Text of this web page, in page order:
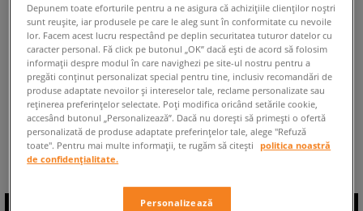
ÎNAPOI LA MAGAZIN
◾️ Sunt0produse din categoriaFemei
Dr. Martens Mattison◾️
Depunem toate eforturile pentru a ne asigura că achizițiile clienților noștri
sunt reușite, iar produsele pe care le aleg sunt în conformitate cu nevoile
lor. Facem acest lucru respectând pe deplin securitatea tuturor datelor cu
caracter personal. Fă click pe butonul „OK” dacă ești de acord să folosim
informații despre modul în care navighezi pe site-ul nostru pentru a
pregăti conținut personalizat special pentru tine, inclusiv recomandări de
produse adaptate nevoilor și intereselor tale, reclame personalizate sau
reținerea preferințelor selectate. Poți modifica oricând setările cookie,
accesând butonul „Personalizează”. Dacă nu dorești să primești o ofertă
personalizată de produse adaptate preferințelor tale, alege "Refuză
toate". Pentru mai multe informații, te rugăm să citești
politica noastră
de confidențialitate.
Personalizează